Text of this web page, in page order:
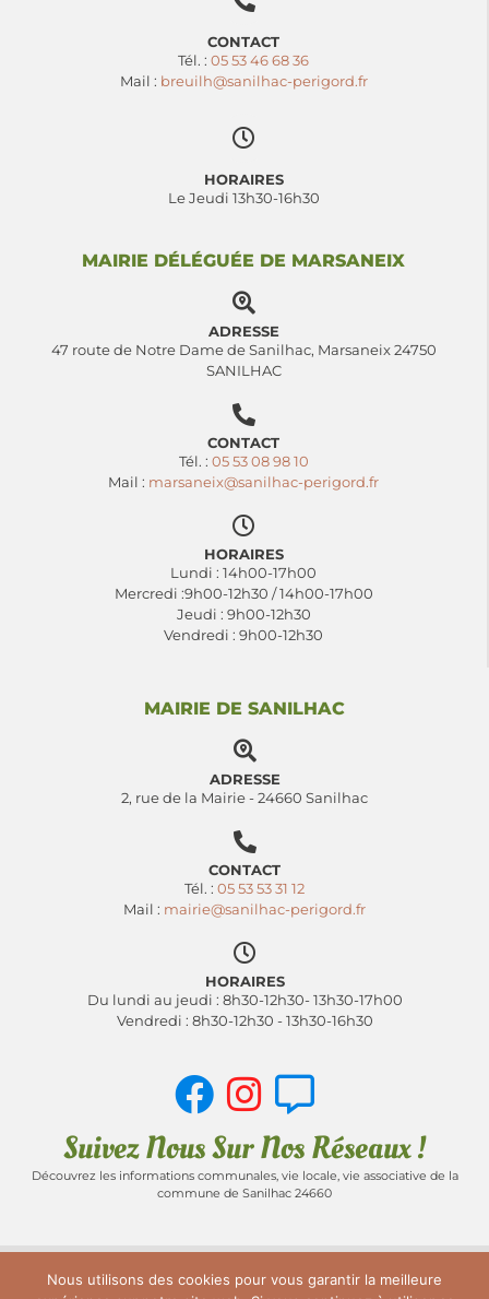
CONTACT
Tél. : 05 53 46 68 36
Mail : breuilh@sanilhac-perigord.fr
HORAIRES
Le Jeudi 13h30-16h30
MAIRIE DÉLÉGUÉE DE MARSANEIX
ADRESSE
47 route de Notre Dame de Sanilhac, Marsaneix 24750
SANILHAC
CONTACT
Tél. : 05 53 08 98 10
Mail : marsaneix@sanilhac-perigord.fr
HORAIRES
Lundi : 14h00-17h00
Mercredi :9h00-12h30 / 14h00-17h00
Jeudi : 9h00-12h30
Vendredi : 9h00-12h30
MAIRIE DE SANILHAC
ADRESSE
2, rue de la Mairie - 24660 Sanilhac
CONTACT
Tél. : 05 53 53 31 12
Mail : mairie@sanilhac-perigord.fr
HORAIRES
Du lundi au jeudi : 8h30-12h30- 13h30-17h00
Vendredi : 8h30-12h30 - 13h30-16h30
Suivez Nous Sur Nos Réseaux !
Découvrez les informations communales, vie locale, vie associative de la
commune de Sanilhac 24660
PLAN DU SITE MENTIONS LÉGALES
Nous utilisons des cookies pour vous garantir la meilleure